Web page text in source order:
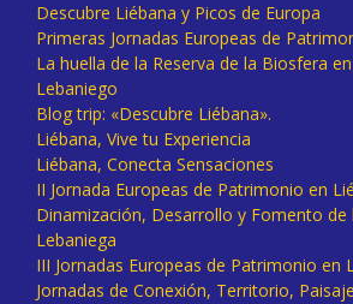
Descubre Liébana y Picos de Europa
Primeras Jornadas Europeas de
La huella de la Reserva de la Biosfera
Lebaniego
Blog trip: «Descubre Liébana».
Liébana, Vive tu Experiencia
Liébana, Conecta Sensaciones
II Jornada Europeas de Patrimonio en
Dinamización, Desarrollo y Fomento de
Lebaniega
III Jornadas Europeas de Patrimonio en
Jornadas de Conexión, Territorio,